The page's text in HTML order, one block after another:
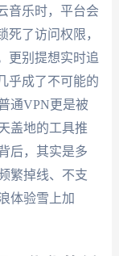
音乐时，平台会
死了访问权限，
更别提想实时追
乎成了不可能的
通VPN更是被
盖地的工具推
后，其实是多
繁掉线、不支
体验雪上加